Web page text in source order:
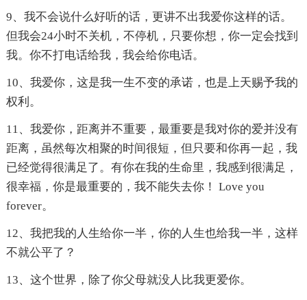
9、我不会说什么好听的话，更讲不出我爱你这样的话。
但我会24小时不关机，不停机，只要你想，你一定会找到
我。你不打电话给我，我会给你电话。
10、我爱你，这是我一生不变的承诺，也是上天赐予我的
权利。
11、我爱你，距离并不重要，最重要是我对你的爱并没有
距离，虽然每次相聚的时间很短，但只要和你再一起，我
已经觉得很满足了。有你在我的生命里，我感到很满足，
很幸福，你是最重要的，我不能失去你！ Love you
forever。
12、我把我的人生给你一半，你的人生也给我一半，这样
不就公平了？
13、这个世界，除了你父母就没人比我更爱你。